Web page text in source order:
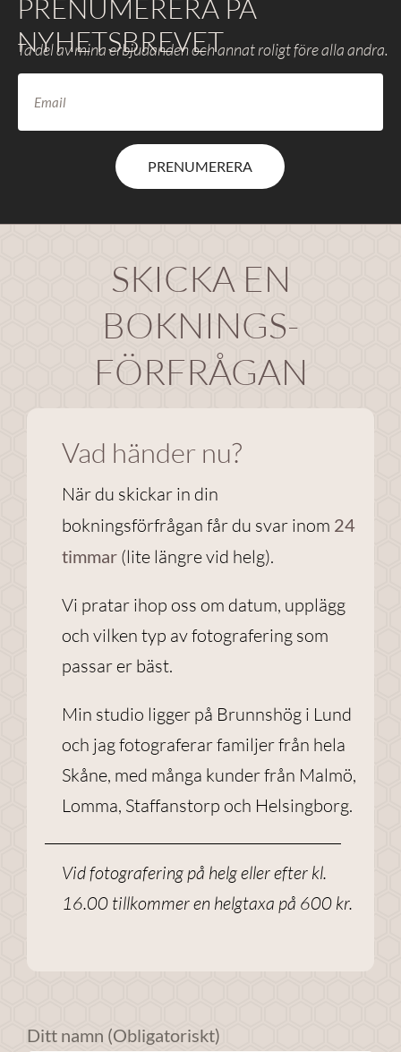
PRENUMERERA PÅ
NYHETSBREVET
Ta del av mina erbjudanden och annat roligt före alla andra.
PRENUMERERA
SKICKA EN
BOKNINGS-
FÖRFRÅGAN
Vad händer nu?
När du skickar in din
bokningsförfrågan får du svar inom 24
timmar(lite längre vid helg).
Vi pratar ihop oss om datum, upplägg
och vilken typ av fotografering som
passar er bäst.
Min studio ligger på Brunnshög i Lund
och jag fotograferar familjer från hela
Skåne, med många kunder från Malmö,
Lomma, Staffanstorp och Helsingborg.
Vid fotografering på helg eller efter kl.
16.00 tillkommer en helgtaxa på 600 kr.
Ditt namn (Obligatoriskt)
Nödvändiga
Dessa
cookies går
inte att välja
bort. De
webbplatsen
över huvud
taget ska
Statistik
För att vi ska
kunna
webbplatsens
funktionalitet
uppbyggnad,